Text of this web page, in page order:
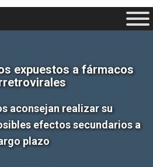
expuestos a fármacos
aconsejan realizar su
efectos secundarios a
plazo